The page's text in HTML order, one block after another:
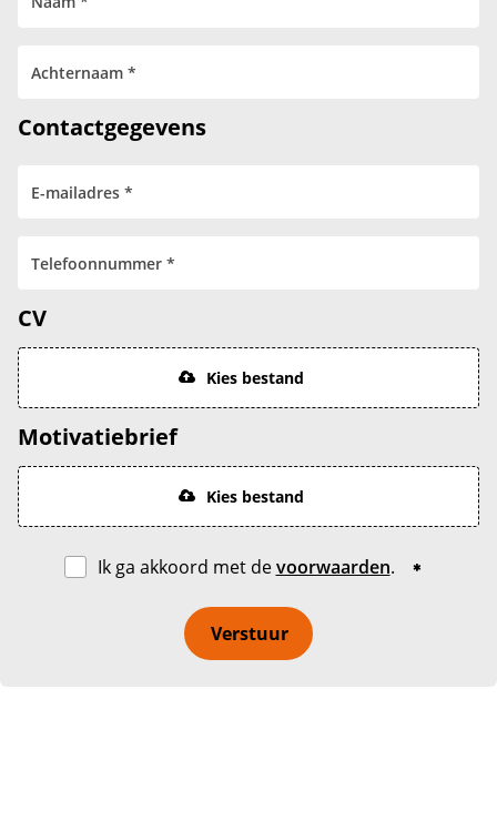
Contactgegevens
CV
Kies bestand
Motivatiebrief
Kies bestand
Ik ga akkoord met devoorwaarden.
Verstuur